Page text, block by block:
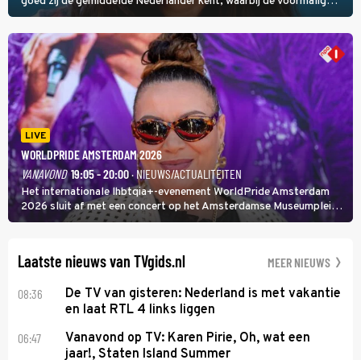
hoofdredacteur van modebladen Glamour en Elle het samen met
rapper Keizer opneemt tegen Edson da Graça en Marc-Marie
Huijbregts.
LIVE
WORLDPRIDE AMSTERDAM 2026
VANAVOND 19:05 - 20:00· NIEUWS/ACTUALITEITEN
Het internationale lhbtqia+-evenement WorldPride Amsterdam
2026 sluit af met een concert op het Amsterdamse Museumplein.
Anita Doth is een van de optredende artiesten. In de jaren 90
Laatste nieuws van TVgids.nl MEER NIEUWS
08:36
De TV van gisteren: Nederland is met vakantie
en laat RTL 4 links liggen
06:47
Vanavond op TV: Karen Pirie, Oh, wat een
jaar!, Staten Island Summer